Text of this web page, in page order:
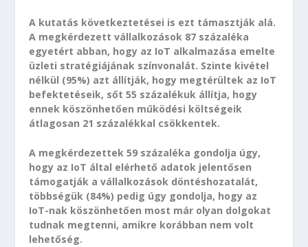
A kutatás következtetései is ezt támasztják alá.
A megkérdezett vállalkozások 87 százaléka
egyetért abban, hogy az IoT alkalmazása emelte
üzleti stratégiájának színvonalát. Szinte kivétel
nélkül (95%) azt állítják, hogy megtérültek az IoT
befektetéseik, sőt 55 százalékuk állítja, hogy
ennek köszönhetően működési költségeik
átlagosan 21 százalékkal csökkentek.
A megkérdezettek 59 százaléka gondolja úgy,
hogy az IoT által elérhető adatok jelentősen
támogatják a vállalkozások döntéshozatalát,
többségük (84%) pedig úgy gondolja, hogy az
IoT-nak köszönhetően most már olyan dolgokat
tudnak megtenni, amikre korábban nem volt
lehetőség.